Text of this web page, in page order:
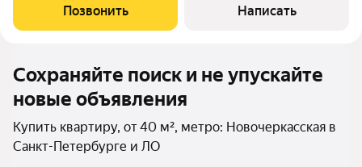
выходят на оживленное шоссе Революции, что непременно
оценят любители динамичной
Позвонить Написать
Сохраняйте поиск и не упускайте
новые объявления
Купить квартиру, от 40 м², метро: Новочеркасская в
Санкт-Петербурге и ЛО